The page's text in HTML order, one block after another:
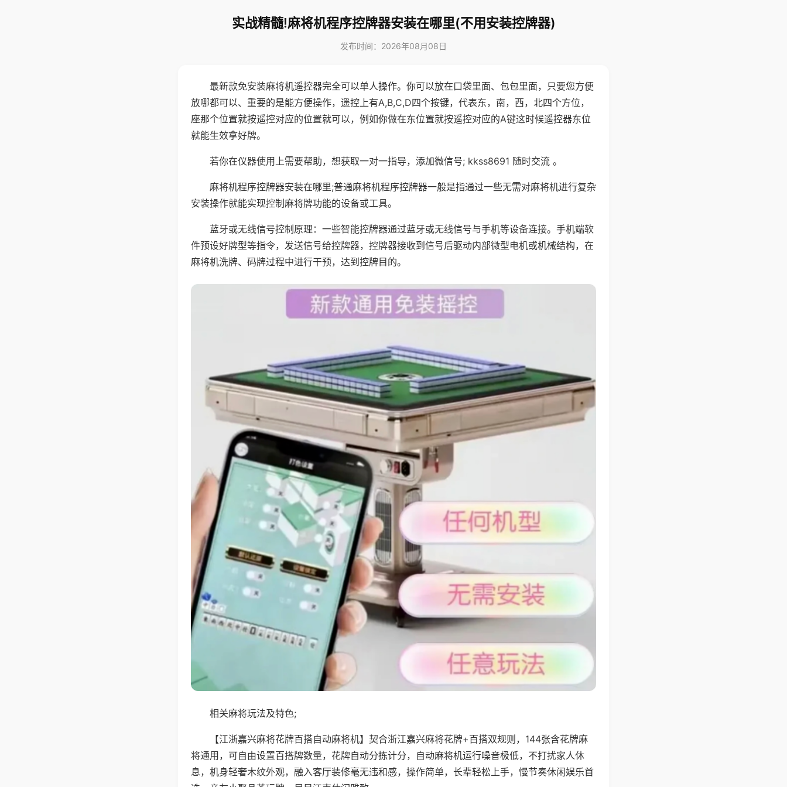
实战精髓!麻将机程序控牌器安装在哪里(不用安装控牌器)
发布时间：2026年08月08日
最新款免安装麻将机遥控器完全可以单人操作。你可以放在口袋里面、包包里面，只要您方便
放哪都可以、重要的是能方便操作，遥控上有A,B,C,D四个按键，代表东，南，西，北四个方位，
座那个位置就按遥控对应的位置就可以，例如你做在东位置就按遥控对应的A键这时候遥控器东位
就能生效拿好牌。
若你在仪器使用上需要帮助，想获取一对一指导，添加微信号; kkss8691 随时交流 。
麻将机程序控牌器安装在哪里;普通麻将机程序控牌器一般是指通过一些无需对麻将机进行复杂
安装操作就能实现控制麻将牌功能的设备或工具。
蓝牙或无线信号控制原理：一些智能控牌器通过蓝牙或无线信号与手机等设备连接。手机端软
件预设好牌型等指令，发送信号给控牌器，控牌器接收到信号后驱动内部微型电机或机械结构，在
麻将机洗牌、码牌过程中进行干预，达到控牌目的。
相关麻将玩法及特色;
【江浙嘉兴麻将花牌百搭自动麻将机】契合浙江嘉兴麻将花牌+百搭双规则，144张含花牌麻
将通用，可自由设置百搭牌数量，花牌自动分拣计分，自动麻将机运行噪音极低，不打扰家人休
息，机身轻奢木纹外观，融入客厅装修毫无违和感，操作简单，长辈轻松上手，慢节奏休闲娱乐首